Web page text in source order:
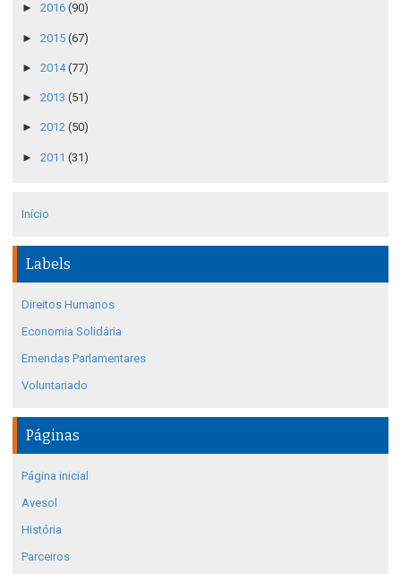
► 2016 (90)
► 2015 (67)
► 2014(77)
► 2013 (51)
► 2012 (50)
► 2011 (31)
Início
Labels
Direitos Humanos
Economia Solidária
Emendas Parlamentares
Voluntariado
Páginas
Página inicial
Avesol
História
Parceiros